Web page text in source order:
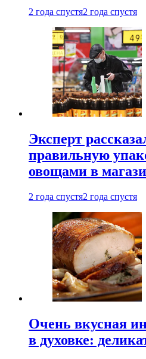
2 года спустя2 года спустя
Эксперт
правильную
овощами в
2 года спустя2 года спустя
Очень вкусная
в духовке: